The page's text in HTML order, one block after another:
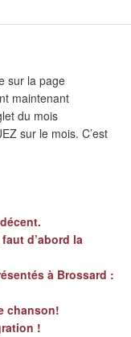
sur la page
maintenant
du mois
sur le mois. C’est
d’abord la
à Brossard :
chanson!
!